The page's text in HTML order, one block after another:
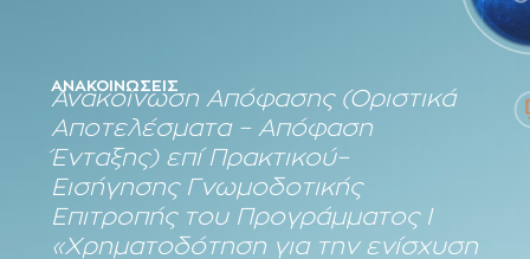
ΑΝΑΚΟΙΝΏΣΕΙΣ
Ανακοίνωση Απόφασης (Οριστικά
Αποτελέσματα – Απόφαση
Ένταξης) επί Πρακτικού–
Εισήγησης Γνωμοδοτικής
Επιτροπής του Προγράμματος Ι
«Χρηματοδότηση για την ενίσχυση